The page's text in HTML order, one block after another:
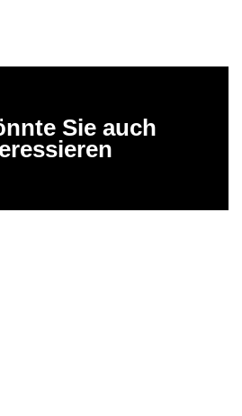
Sie auch